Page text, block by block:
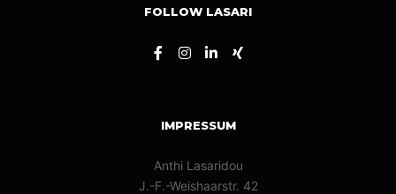
FOLLOW LASARI
IMPRESSUM
Anthi Lasaridou
J.-F.-Weishaarstr. 42